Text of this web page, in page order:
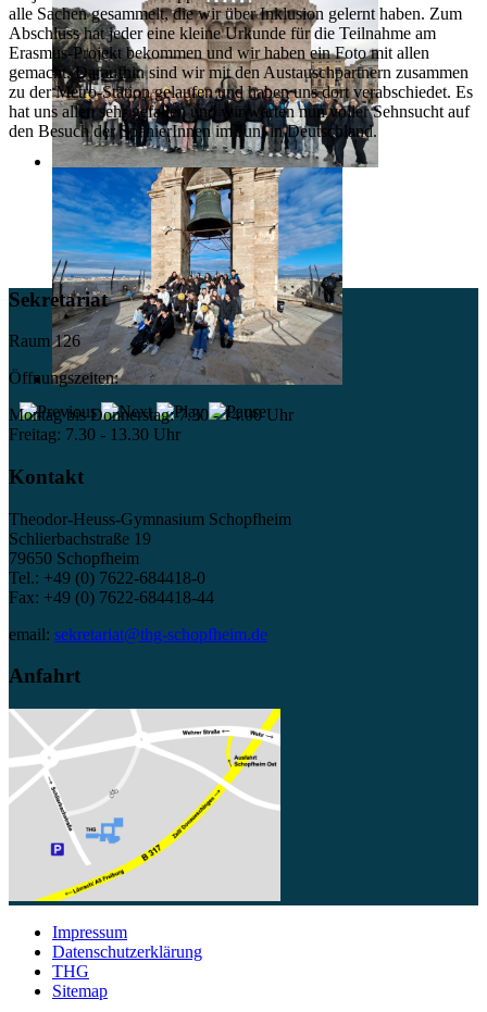
alle Sachen gesammelt, die wir über Inklusion gelernt haben. Zum
Abschluss hat jeder eine kleine Urkunde für die Teilnahme am
Erasmus-Projekt bekommen und wir haben ein Foto mit allen
gemacht. Daraufhin sind wir mit den Austauschpartnern zusammen
zu der Metro-Station gelaufen und haben uns dort verabschiedet. Es
hat uns allen sehr gefallen und wir warten nun voller Sehnsucht auf
den Besuch der SpanierInnen im Juni in Deutschland.
Sekretariat
Raum 126
Öffnungszeiten:
Montag bis Donnerstag: 7.30 - 14.00 Uhr
Freitag: 7.30 - 13.30 Uhr
Kontakt
Theodor-Heuss-Gymnasium Schopfheim
Schlierbachstraße 19
79650 Schopfheim
Tel.: +49 (0) 7622-684418-0
Fax: +49 (0) 7622-684418-44
email: sekretariat@thg-schopfheim.de
Anfahrt
Impressum
Datenschutzerklärung
THG
Sitemap